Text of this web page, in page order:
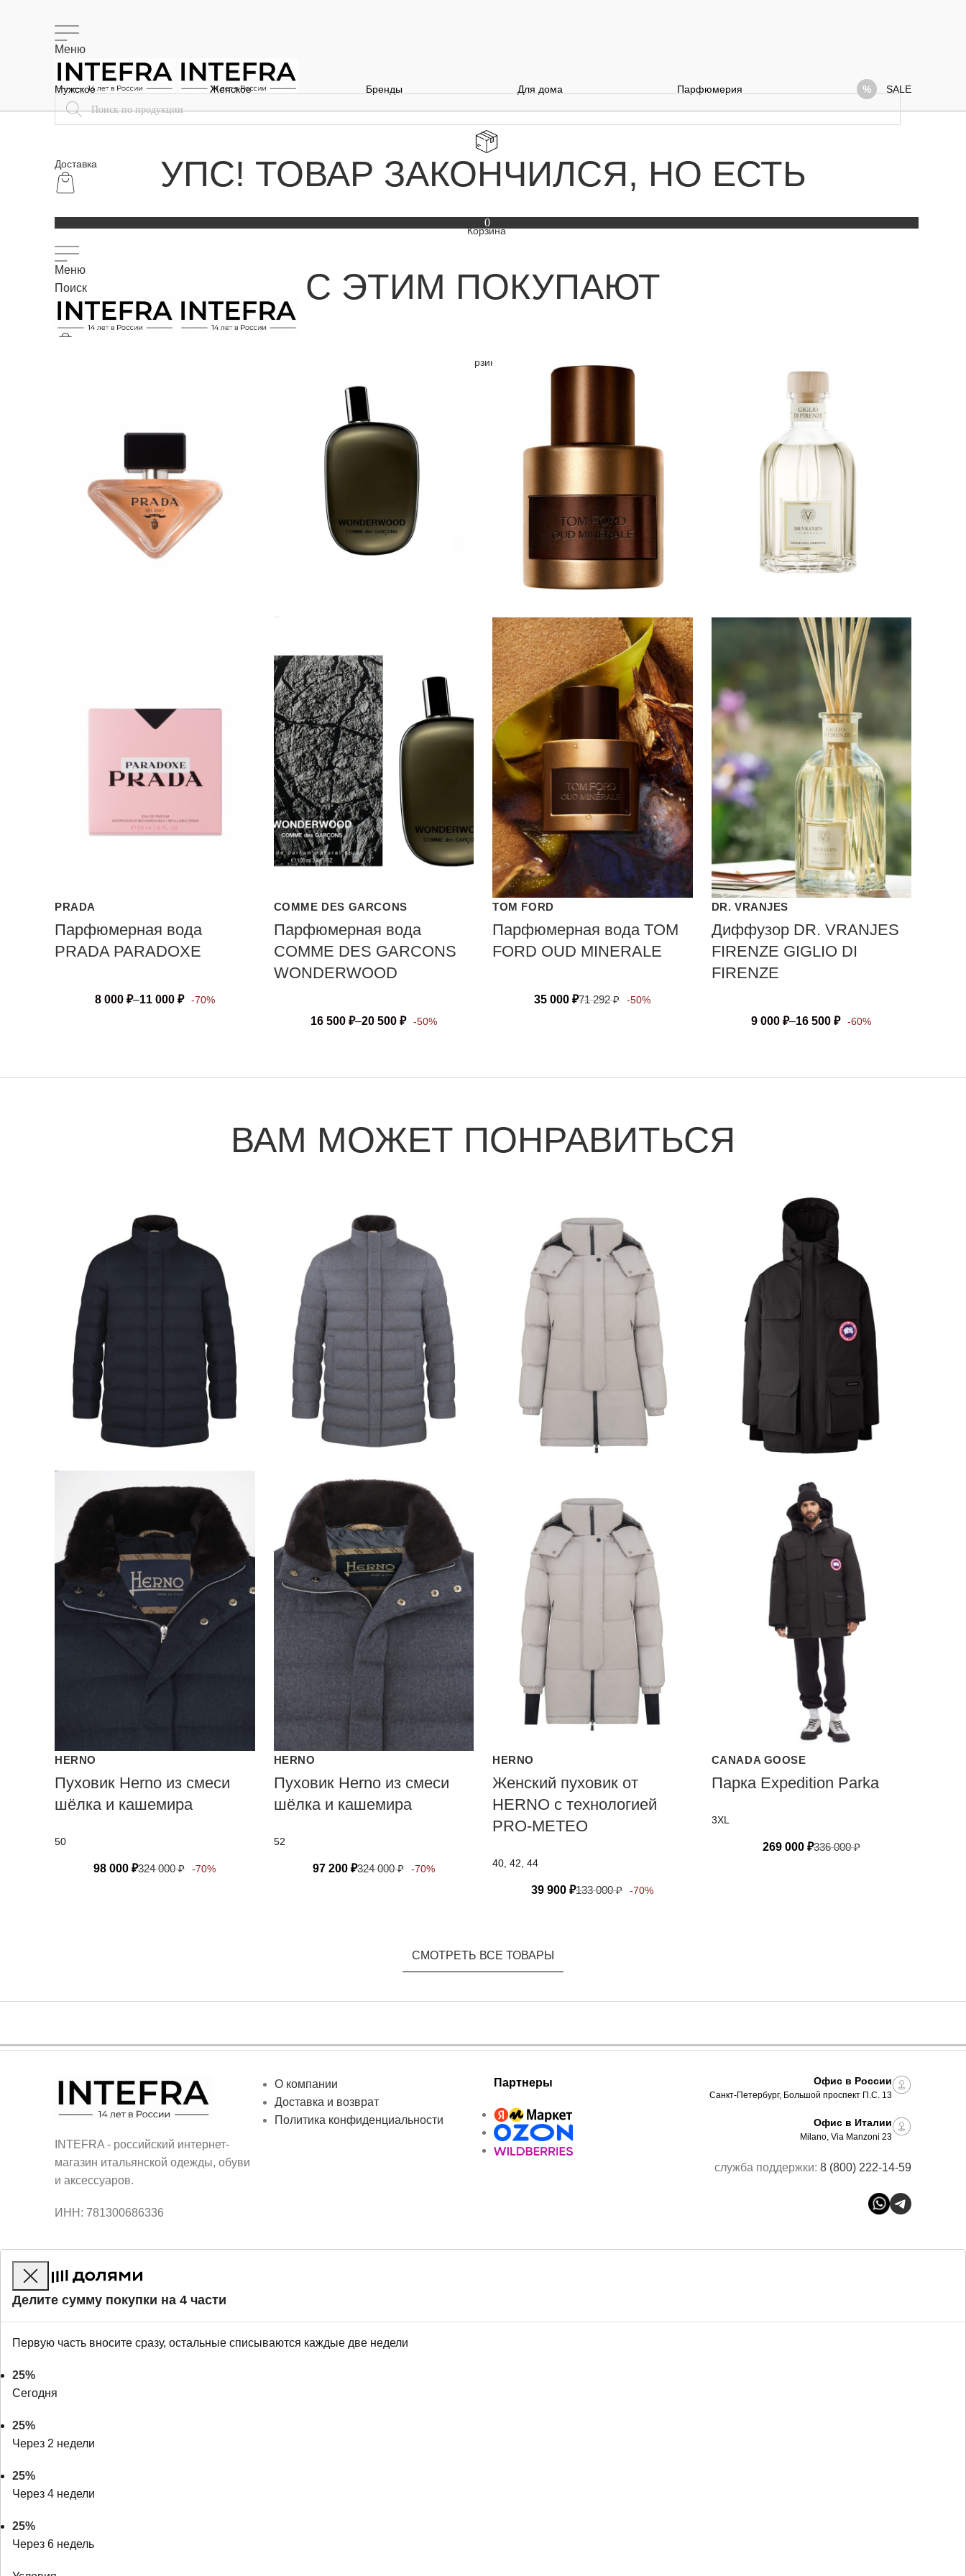
Меню
Доставка
0
Меню
Поиск
Мужское Женское Бренды Для дома Парфюмерия SALE
УПС! ТОВАР ЗАКОНЧИЛСЯ, НО ЕСТЬ
С ЭТИМ ПОКУПАЮТ
PRADA
Парфюмерная вода
PRADA PARADOXE
8 000 ₽–11 000 ₽ -70%
COMME DES GARCONS
Парфюмерная вода
COMME DES GARCONS
WONDERWOOD
16 500 ₽–20 500 ₽ -50%
TOM FORD
Парфюмерная вода TOM
FORD OUD MINERALE
35 000₽71 292₽ -50%
DR. VRANJES
Диффузор DR. VRANJES
FIRENZE GIGLIO DI
FIRENZE
9 000₽–16 500₽ -60%
ВАМ МОЖЕТ ПОНРАВИТЬСЯ
HERNO
Пуховик Herno из смеси
шёлка и кашемира
50
98 000₽324 000₽ -70%
HERNO
Пуховик Herno из смеси
шёлка и кашемира
52
97 200 ₽324 000₽ -70%
HERNO
Женский пуховик от
HERNO с технологией
PRO-METEO
40, 42, 44
39 900₽133 000₽ -70%
CANADA GOOSE
Парка Expedition Parka
3XL
269 000 ₽336 000₽
СМОТРЕТЬ ВСЕ ТОВАРЫ
INTEFRA - российский интернет-
магазин итальянской одежды, обуви
и аксессуаров.
ИНН: 781300686336
О компании
Доставка и возврат
Политика конфиденциальности
Партнеры Офис в России
Санкт-Петербург, Большой проспект П.С. 13
Офис в Италии
Milano, Via Manzoni 23
служба поддержки: 8 (800) 222-14-59
Делите сумму покупки на 4 части
Первую часть вносите сразу, остальные списываются каждые две недели
25%
Сегодня
25%
Через 2 недели
25%
Через 4 недели
25%
Через 6 недель